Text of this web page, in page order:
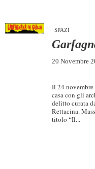
Rassegna Stampa
Case editrici
Partnership
SPAZI
20 Novembre
Il 24
casa con gli
delitto curata
Rettacina.
titolo “Il...